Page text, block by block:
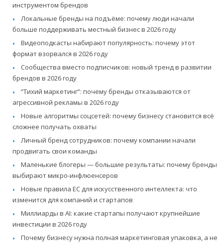
инструментом брендов
Локальные бренды на подъёме: почему люди начали
больше поддерживать местный бизнес в 2026 году
Видеоподкасты набирают популярность: почему этот
формат взорвался в 2026 году
Сообщества вместо подписчиков: новый тренд в развитии
брендов в 2026 году
“Тихий маркетинг”: почему бренды отказываются от
агрессивной рекламы в 2026 году
Новые алгоритмы соцсетей: почему бизнесу становится всё
сложнее получать охваты
Личный бренд сотрудников: почему компании начали
продвигать свои команды
Маленькие блогеры — большие результаты: почему бренды
выбирают микро-инфлюенсеров
Новые правила ЕС для искусственного интеллекта: что
изменится для компаний и стартапов
Миллиарды в AI: какие стартапы получают крупнейшие
инвестиции в 2026 году
Почему бизнесу нужна полная маркетинговая упаковка, а не